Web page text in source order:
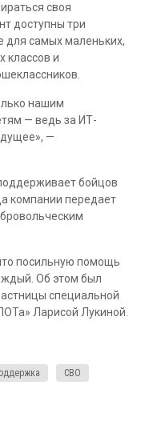
своя
доступны три
для самых маленьких,
классов и
нашим
— ведь за ИТ-
—
бойцов
компании передает
посильную помощь
Об этом был
специальной
Ларисой Лукиной.
СВО